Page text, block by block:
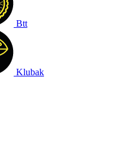
Btt
Klubak